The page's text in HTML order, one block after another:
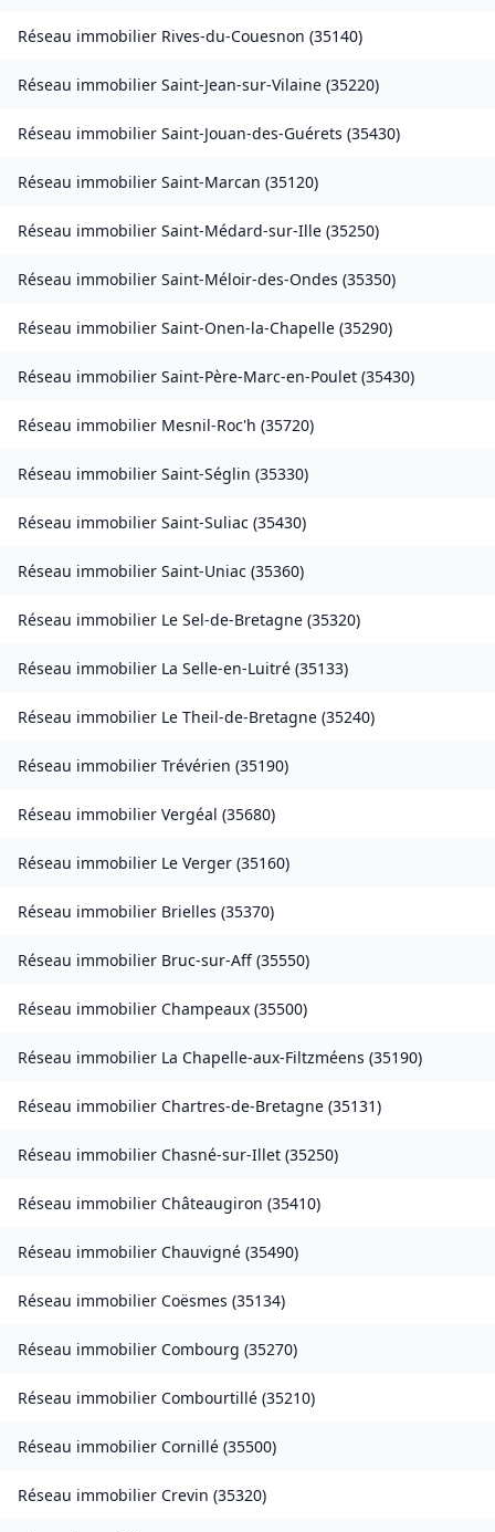
Réseau immobilier Rives-du-Couesnon (35140)
Réseau immobilier Saint-Jean-sur-Vilaine (35220)
Réseau immobilier Saint-Jouan-des-Guérets (35430)
Réseau immobilier Saint-Marcan (35120)
Réseau immobilier Saint-Médard-sur-Ille (35250)
Réseau immobilier Saint-Méloir-des-Ondes (35350)
Réseau immobilier Saint-Onen-la-Chapelle (35290)
Réseau immobilier Saint-Père-Marc-en-Poulet (35430)
Réseau immobilier Mesnil-Roc'h (35720)
Réseau immobilier Saint-Séglin (35330)
Réseau immobilier Saint-Suliac (35430)
Réseau immobilier Saint-Uniac (35360)
Réseau immobilier Le Sel-de-Bretagne (35320)
Réseau immobilier La Selle-en-Luitré (35133)
Réseau immobilier Le Theil-de-Bretagne (35240)
Réseau immobilier Trévérien (35190)
Réseau immobilier Vergéal (35680)
Réseau immobilier Le Verger (35160)
Réseau immobilier Brielles (35370)
Réseau immobilier Bruc-sur-Aff (35550)
Réseau immobilier Champeaux (35500)
Réseau immobilier La Chapelle-aux-Filtzméens (35190)
Réseau immobilier Chartres-de-Bretagne (35131)
Réseau immobilier Chasné-sur-Illet (35250)
Réseau immobilier Châteaugiron (35410)
Réseau immobilier Chauvigné (35490)
Réseau immobilier Coësmes (35134)
Réseau immobilier Combourg (35270)
Réseau immobilier Combourtillé (35210)
Réseau immobilier Cornillé (35500)
Réseau immobilier Crevin (35320)